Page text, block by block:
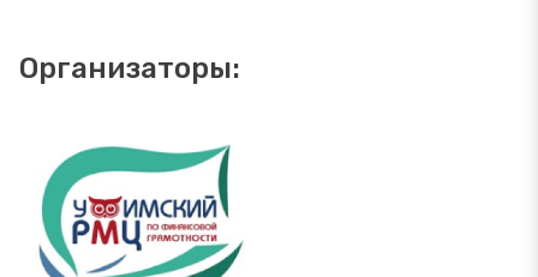
Организаторы: